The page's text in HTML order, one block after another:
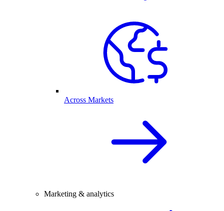
Across Markets
Marketing & analytics